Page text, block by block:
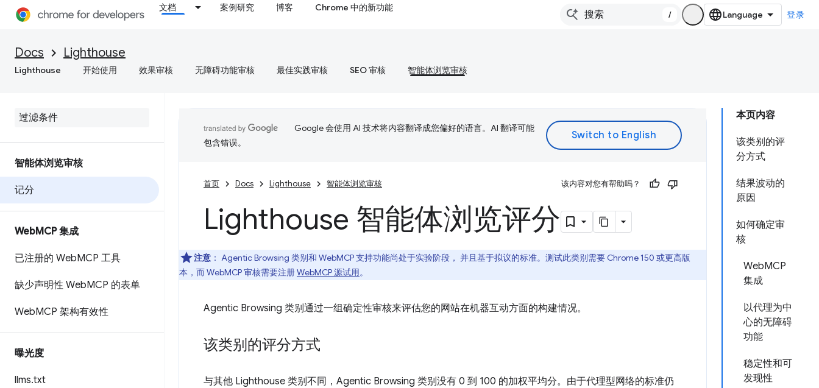
文档 案例研究 博客 Chrome 中的新功能
/ 登录
Docs Lighthouse
Lighthouse 开始使用 效果审核 无障碍功能审核 最佳实践审核 SEO 审核 智能体浏览审核
智能体浏览审核
记分
WebMCP 集成
已注册的 WebMCP 工具
缺少声明性 WebMCP 的表单
WebMCP 架构有效性
曝光度
llms.txt
本页内容
该类别的评
分方式
结果波动的
原因
如何确定审
核
WebMCP
集成
以代理为中
心的无障碍
功能
稳定性和可
发现性
Google 会使用 AI 技术将内容翻译成您偏好的语言。AI 翻译可能
包含错误。
首页 Docs Lighthouse 智能体浏览审核 该内容对您有帮助吗？
Lighthouse 智能体浏览评分
注意 ： Agentic Browsing 类别和 WebMCP 支持功能尚处于实验阶段， 并且基于拟议的标准。测试此类别需要 Chrome 150 或更高版
本，而 WebMCP 审核需要注册WebMCP 源试用。
Agentic Browsing 类别通过一组确定性审核来评估您的网站在机器互动方面的构建情况。
该类别的评分方式
与其他 Lighthouse 类别不同，Agentic Browsing 类别没有 0 到 100 的加权平均分。由于代理型网络的标准仍